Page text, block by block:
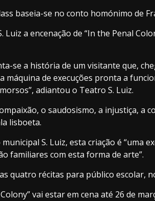
baseia-se no conto homónimo de
Luiz a encenação de “In the Penal
se a história de um visitante que,
máquina de execuções pronta a
adiantou o Teatro S. Luiz.
o saudosismo, a injustiça, a
lisboeta.
S. Luiz, esta criação é “uma
familiares com esta forma de arte”.
quatro récitas para público escolar,
vai estar em cena até 26 de